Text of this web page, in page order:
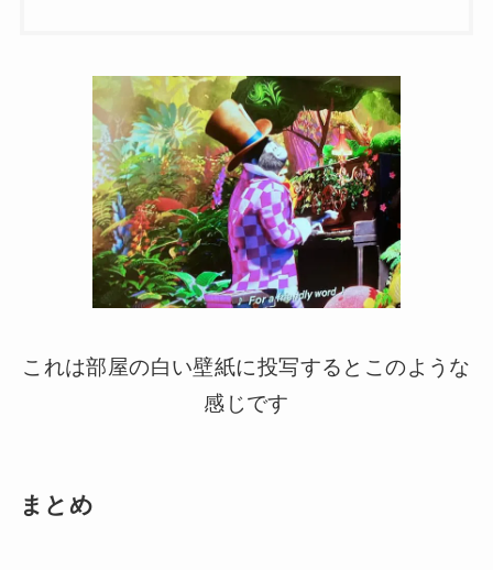
これは部屋の白い壁紙に投写するとこのような
感じです
まとめ